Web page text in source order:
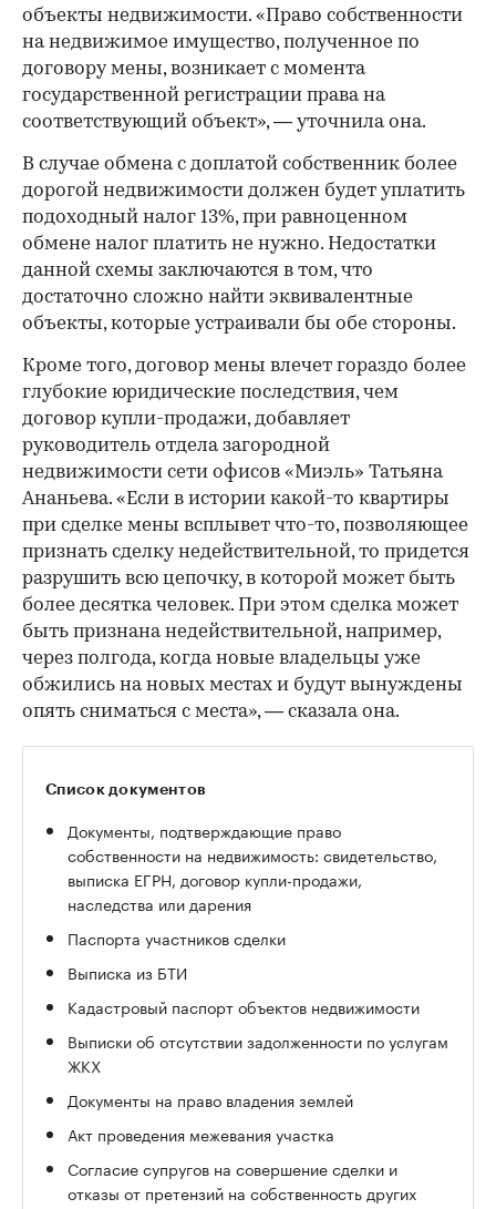
объекты недвижимости. «Право собственности
на недвижимое имущество, полученное по
договору мены, возникает с момента
государственной регистрации права на
соответствующий объект», — уточнила она.
В случае обмена с доплатой собственник более
дорогой недвижимости должен будет уплатить
подоходный налог 13%, при равноценном
обмене налог платить не нужно. Недостатки
данной схемы заключаются в том, что
достаточно сложно найти эквивалентные
объекты, которые устраивали бы обе стороны.
Кроме того, договор мены влечет гораздо более
глубокие юридические последствия, чем
договор купли-продажи, добавляет
руководитель отдела загородной
недвижимости сети офисов «Миэль» Татьяна
Ананьева. «Если в истории какой-то квартиры
при сделке мены всплывет что-то, позволяющее
признать сделку недействительной, то придется
разрушить всю цепочку, в которой может быть
более десятка человек. При этом сделка может
быть признана недействительной, например,
через полгода, когда новые владельцы уже
обжились на новых местах и будут вынуждены
опять сниматься с места», — сказала она.
Список документов
Документы, подтверждающие право
собственности на недвижимость: свидетельство,
выписка ЕГРН, договор купли-продажи,
наследства или дарения
Паспорта участников сделки
Выписка из БТИ
Кадастровый паспорт объектов недвижимости
Выписки об отсутствии задолженности по услугам
ЖКХ
Документы на право владения землей
Акт проведения межевания участка
Согласие супругов на совершение сделки и
отказы от претензий на собственность других